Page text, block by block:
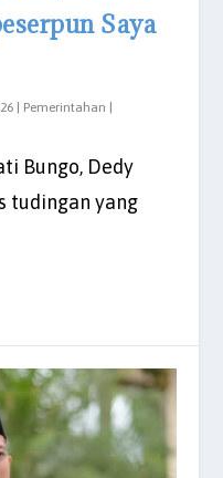
Saya
| Pemerintahan |
Bungo, Dedy
tudingan yang